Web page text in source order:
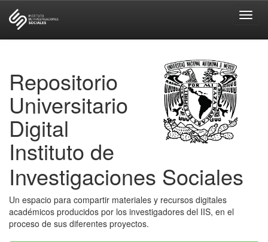
Repositorio
Universitario
Digital
Instituto de
Investigaciones Sociales
Un espacio para compartir materiales y recursos digitales
académicos producidos por los investigadores del IIS, en el
proceso de sus diferentes proyectos.